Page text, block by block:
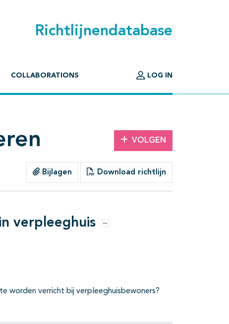
Richtlijnendatabase
COLLABORATIONS LOG IN
VOLGEN
Bijlagen Download richtlijn
verpleeghuis Opties
worden verricht bij verpleeghuisbewoners?